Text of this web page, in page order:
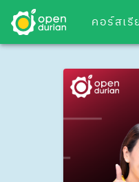
คอร์สเรี